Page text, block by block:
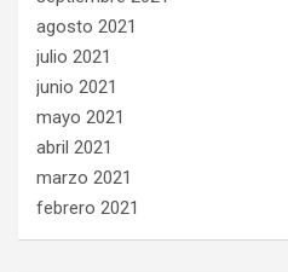
agosto 2021
julio 2021
junio 2021
mayo 2021
abril 2021
marzo 2021
febrero 2021